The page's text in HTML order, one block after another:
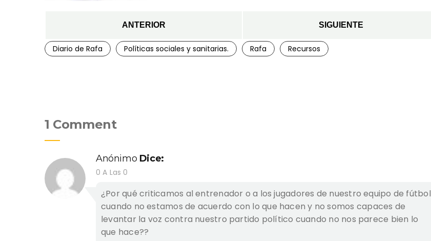
ANTERIOR SIGUIENTE
Diario de Rafa Políticas sociales y sanitarias. Rafa Recursos
1 Comment
Anónimo Dice:
0 A Las 0
¿Por qué criticamos al entrenador o a los jugadores de nuestro equipo de fútbol
cuando no estamos de acuerdo con lo que hacen y no somos capaces de
levantar la voz contra nuestro partido político cuando no nos parece bien lo
que hace??